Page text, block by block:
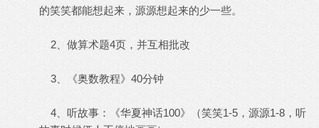
的笑笑都能想起来，源源想起来的少一些。
2、做算术题4页，并互相批改
3、《奥数教程》40分钟
4、听故事：《华夏神话100》（笑笑1-5，源源1-8，听